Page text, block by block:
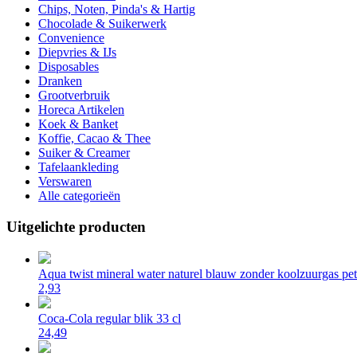
Chips, Noten, Pinda's & Hartig
Chocolade & Suikerwerk
Convenience
Diepvries & IJs
Disposables
Dranken
Grootverbruik
Horeca Artikelen
Koek & Banket
Koffie, Cacao & Thee
Suiker & Creamer
Tafelaankleding
Verswaren
Alle categorieën
Uitgelichte producten
Aqua twist mineral water naturel blauw zonder koolzuurgas
2,93
Coca-Cola regular blik 33 cl
24,49